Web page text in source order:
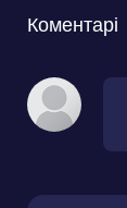
Коментарі